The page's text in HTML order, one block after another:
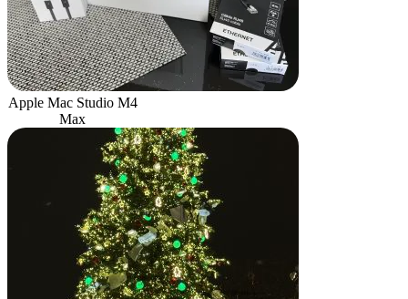
Apple Mac Studio M4
Max